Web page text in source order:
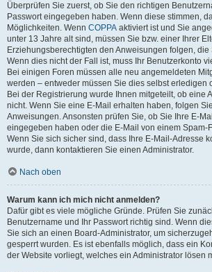
Überprüfen Sie zuerst, ob Sie den richtigen
Passwort eingegeben haben. Wenn diese stimmen,
Möglichkeiten. Wenn COPPA aktiviert ist und Sie
unter 13 Jahre alt sind, müssen Sie bzw. einer Ihrer
Erziehungsberechtigten den Anweisungen folgen,
Wenn dies nicht der Fall ist, muss Ihr Benutzerkonto
Bei einigen Foren müssen alle neu angemeldeten
werden – entweder müssen Sie dies selbst erledigen
Bei der Registrierung wurde Ihnen mitgeteilt, ob eine
nicht. Wenn Sie eine E-Mail erhalten haben, folgen
Anweisungen. Ansonsten prüfen Sie, ob Sie Ihre E-
eingegeben haben oder die E-Mail von einem Spam-
Wenn Sie sich sicher sind, dass Ihre E-Mail-Adresse
wurde, dann kontaktieren Sie einen Administrator.
Nach oben
Warum kann ich mich nicht anmelden?
Dafür gibt es viele mögliche Gründe. Prüfen Sie
Benutzername und Ihr Passwort richtig sind. Wenn
Sie sich an einen Board-Administrator, um
gesperrt wurden. Es ist ebenfalls möglich, dass ein
der Website vorliegt, welches ein Administrator lösen